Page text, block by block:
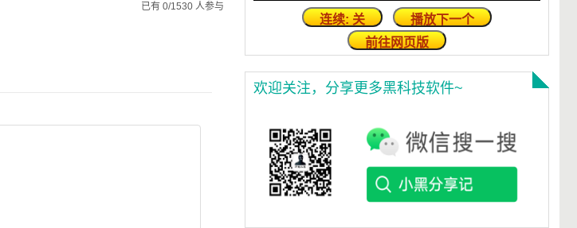
已有 0/1530 人参与
连续: 关
播放下一个
前往网页版
欢迎关注，分享更多黑科技软件~